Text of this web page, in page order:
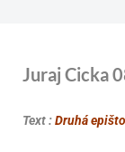
Juraj Cicka
Text :Druhá